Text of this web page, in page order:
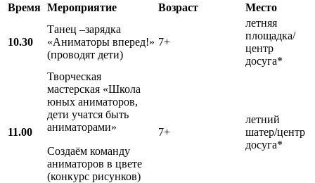
Время Мероприятие Возраст Место
10.30
Танец –зарядка
«Аниматоры вперед!»
(проводят дети)
7+
летняя
площадка/
центр
досуга*
11.00
Творческая
мастерская «Школа
юных аниматоров,
дети учатся быть
аниматорами»
Создаём команду
аниматоров в цвете
(конкурс рисунков)
7+
летний
шатер/центр
досуга*